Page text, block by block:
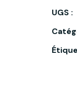
UGS :